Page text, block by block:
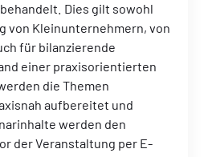
Dies gilt sowohl
von Kleinunternehmern, von
für bilanzierende
einer praxisorientierten
die Themen
aufbereitet und
werden den
der Veranstaltung per E-